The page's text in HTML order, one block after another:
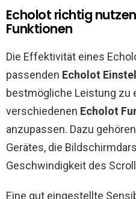
Echolot richtig
Funktionen
Die Effektivität eines
passenden Echolot
bestmögliche Leistung zu
verschiedenen Echolot
anzupassen. Dazu
Gerätes, die
Geschwindigkeit des
Eine gut eingestellte